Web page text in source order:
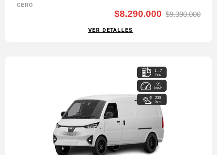
CERO
$8.290.000 $9.390.000
VER DETALLES
1 - 7
hrs
95
km/h
230
km